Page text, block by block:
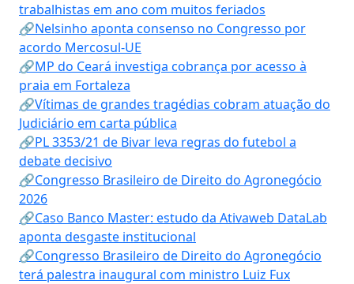
trabalhistas em ano com muitos feriados
🔗Nelsinho aponta consenso no Congresso por
acordo Mercosul-UE
🔗MP do Ceará investiga cobrança por acesso à
praia em Fortaleza
🔗Vítimas de grandes tragédias cobram atuação do
Judiciário em carta pública
🔗PL 3353/21 de Bivar leva regras do futebol a
debate decisivo
🔗Congresso Brasileiro de Direito do Agronegócio
2026
🔗Caso Banco Master: estudo da Ativaweb DataLab
aponta desgaste institucional
🔗Congresso Brasileiro de Direito do Agronegócio
terá palestra inaugural com ministro Luiz Fux